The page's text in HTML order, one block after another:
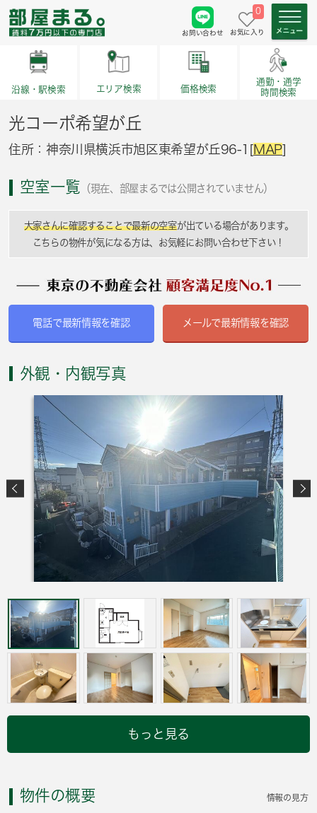
お問い合わせ
0
お気に入り
沿線・駅検索 エリア検索 価格検索
通勤・通学
時間検索
光コーポ希望が丘
住所：神奈川県横浜市旭区東希望が丘96-1[MAP]
空室一覧 （現在、部屋まるでは公開されていません）
大家さんに確認することで最新の空室が出ている場合があります。
こちらの物件が気になる方は、お気軽にお問い合わせ下さい！
電話で最新情報を確認 メールで最新情報を確認
外観・内観写真
もっと見る
物件の概要 情報の見方